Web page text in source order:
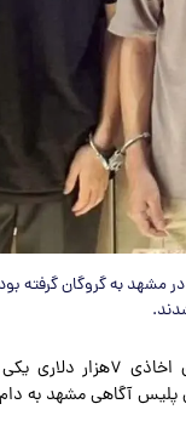
خودشان را در مشهد به گروگان
و به نقل از روزنامه خراسان، تبهکاران مخوف اتباع
گرفته بودند درحالی با تلاش۱۴روزه کارآگاهان پلیس